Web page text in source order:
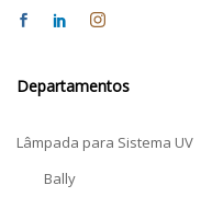
Departamentos
Lâmpada para Sistema UV
Bally